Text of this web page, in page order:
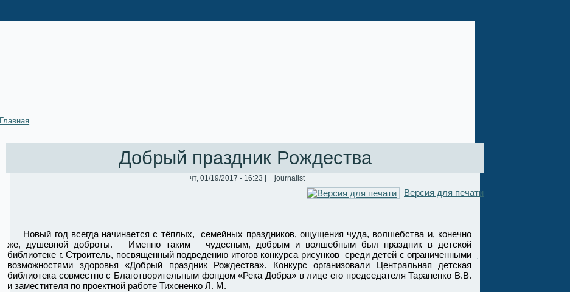
Главная
Добрый праздник Рождества
чт, 01/19/2017 - 16:23 | journalist
Версия для печати
Новый год всегда начинается с тёплых, семейных праздников, ощущения чуда, волшебства и, конечно
же, душевной доброты. Именно таким – чудесным, добрым и волшебным был праздник в детской
библиотеке г. Строитель, посвященный подведению итогов конкурса рисунков среди детей с ограниченными
возможностями здоровья «Добрый праздник Рождества». Конкурс организовали Центральная детская
библиотека совместно с Благотворительным фондом «Река Добра» в лице его председателя Тараненко В.В.
и заместителя по проектной работе Тихоненко Л. М.